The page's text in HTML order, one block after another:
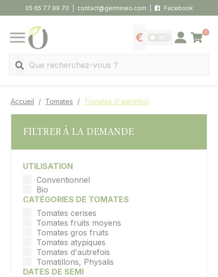
05 65 77 99 70 contact@germineo.com Facebook
MENU
Afficher les tarifs
BIO Se connecter
0
Panier
Accueil Tomates Tomates d'autrefois
FILTRER À LA DEMANDE
UTILISATION
Conventionnel
Bio
CATÉGORIES DE TOMATES
Tomates cerises
Tomates fruits moyens
Tomates gros fruits
Tomates atypiques
Tomates d'autrefois
Tomatillons, Physalis
DATES DE SEMI
Panneau de gestion des cookies